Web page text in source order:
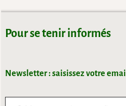
Pour se tenir informés
Newsletter : saisissez votre email